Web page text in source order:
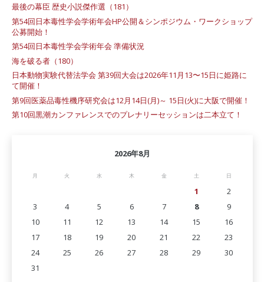
最後の幕臣 歴史小説傑作選（181）
第54回日本毒性学会学術年会HP公開＆シンポジウム・ワークショップ
公募開始！
第54回日本毒性学会学術年会 準備状況
海を破る者（180）
日本動物実験代替法学会 第39回大会は2026年11月13〜15日に姫路に
て開催！
第9回医薬品毒性機序研究会は12月14日(月)～ 15日(火)に大阪で開催！
第10回黒潮カンファレンスでのプレナリーセッションは二本立て！
2026年8月
月 火 水 木 金 土 日
1
2
3
4 5 6 7 8
9
10
11 12 13 14 15
16
17
18 19 20 21 22
23
24
25 26 27 28 29
30
31